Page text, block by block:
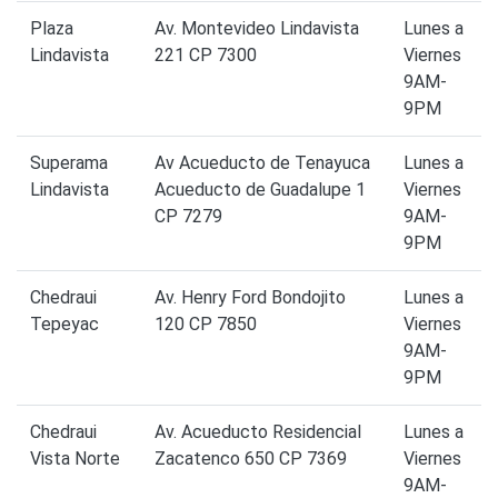
Plaza
Lindavista
Av. Montevideo Lindavista
221 CP 7300
Lunes a
Viernes
9AM-
9PM
Superama
Lindavista
Av Acueducto de Tenayuca
Acueducto de Guadalupe 1
CP 7279
Lunes a
Viernes
9AM-
9PM
Chedraui
Tepeyac
Av. Henry Ford Bondojito
120 CP 7850
Lunes a
Viernes
9AM-
9PM
Chedraui
Vista Norte
Av. Acueducto Residencial
Zacatenco 650 CP 7369
Lunes a
Viernes
9AM-